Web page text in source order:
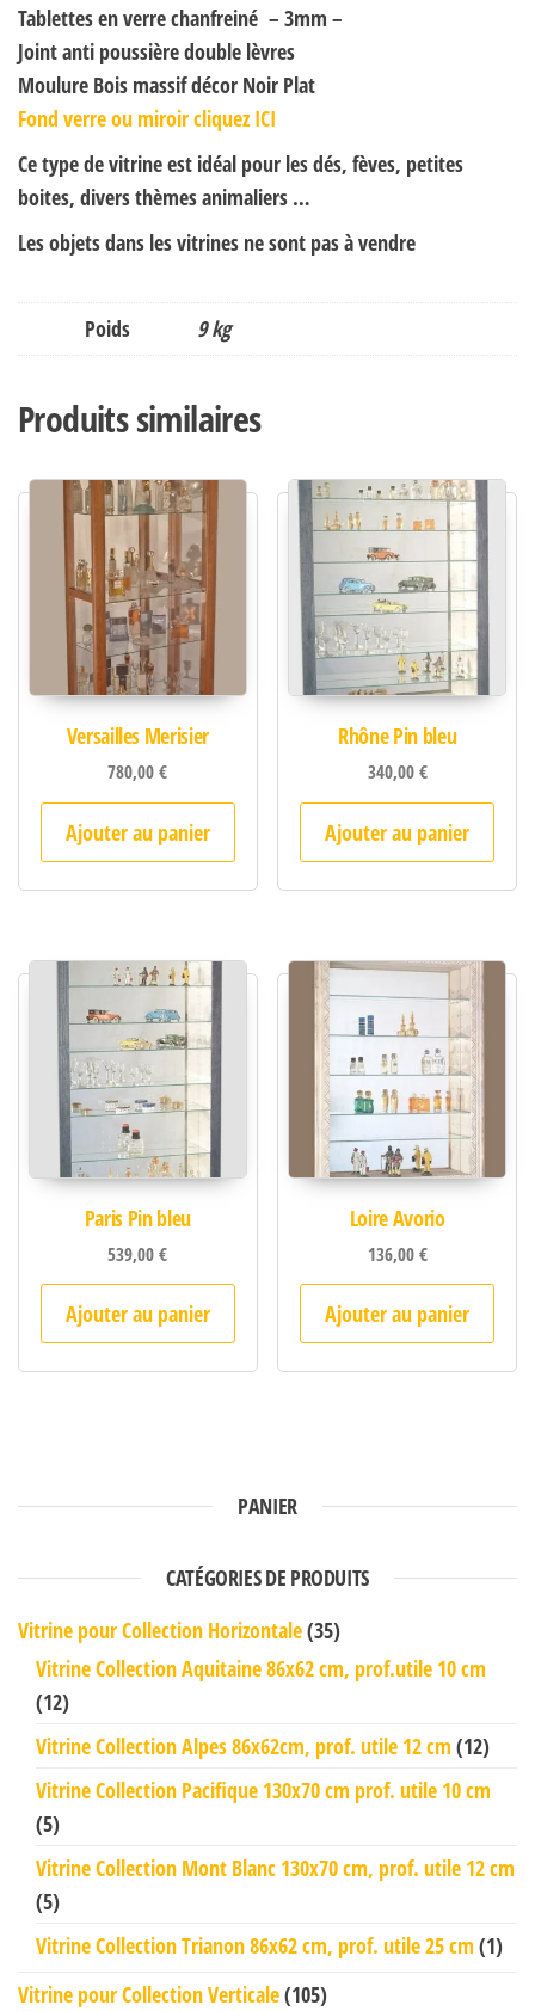
Tablettes en verre chanfreiné – 3mm –
Joint anti poussière double lèvres
Moulure Bois massif décor Noir Plat
Fond verre ou miroir cliquez ICI
Ce type de vitrine est idéal pour les dés, fèves, petites
boites, divers thèmes animaliers …
Les objets dans les vitrines ne sont pas à vendre
Poids 9 kg
Produits similaires
Versailles Merisier
780,00€
Ajouter au panier
Rhône Pin bleu
340,00€
Ajouter au panier
Paris Pin bleu
539,00€
Ajouter au panier
Loire Avorio
136,00€
Ajouter au panier
PANIER
CATÉGORIES DE PRODUITS
Vitrine pour Collection Horizontale(35)
Vitrine Collection Aquitaine 86x62 cm, prof.utile 10 cm
(12)
Vitrine Collection Alpes 86x62cm, prof. utile 12 cm (12)
Vitrine Collection Pacifique 130x70 cm prof. utile 10 cm
(5)
Vitrine Collection Mont Blanc 130x70 cm, prof. utile 12 cm
(5)
Vitrine Collection Trianon 86x62 cm, prof. utile 25 cm (1)
Vitrine pour Collection Verticale(105)